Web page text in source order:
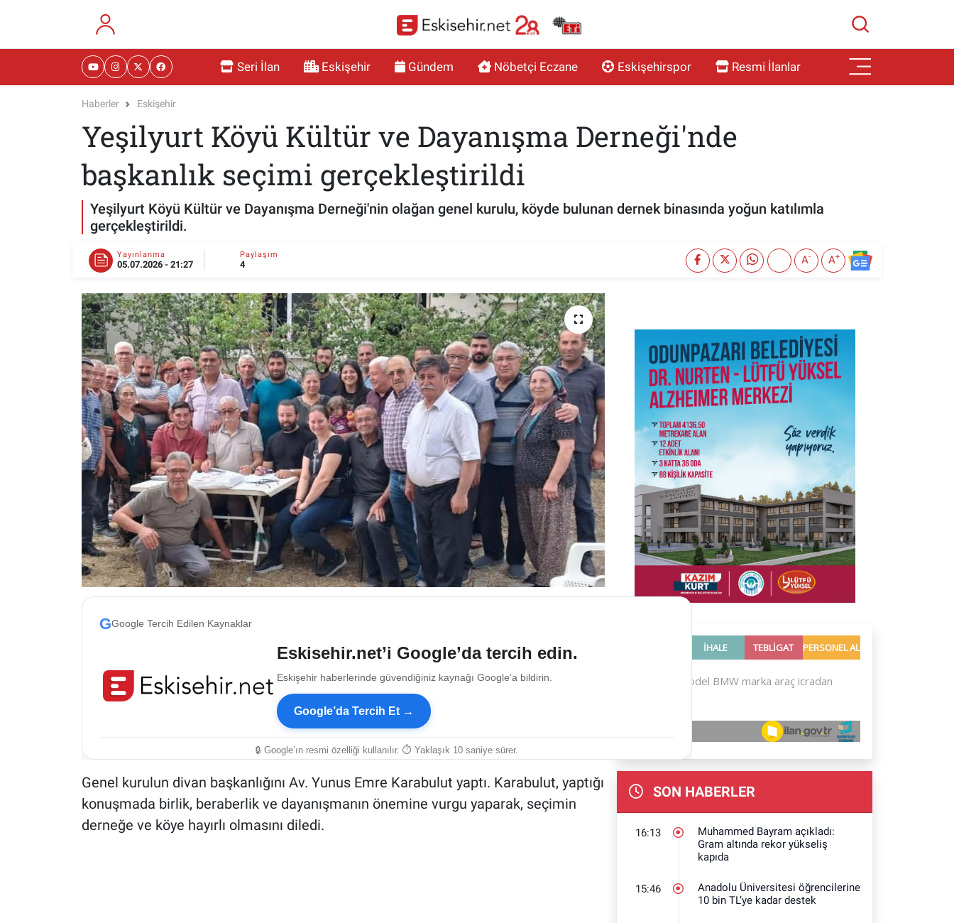
Seri İlan Eskişehir Gündem Nöbetçi Eczane Eskişehirspor Resmi İlanlar
Haberler Eskişehir
Yeşilyurt Köyü Kültür ve Dayanışma Derneği'nde
başkanlık seçimi gerçekleştirildi
Yeşilyurt Köyü Kültür ve Dayanışma Derneği'nin olağan genel kurulu, köyde bulunan dernek binasında yoğun katılımla
gerçekleştirildi.
Yayınlanma
05.07.2026 - 21:27
Paylaşım
4 A- A+
GGoogle Tercih Edilen Kaynaklar
Eskisehir.net’i Google’da tercih edin.
Eskişehir haberlerinde güvendiğiniz kaynağı Google’a bildirin.
Google’da Tercih Et →
🔒 Google’ın resmi özelliği kullanılır. ⏱ Yaklaşık 10 saniye sürer.
Genel kurulun divan başkanlığını Av. Yunus Emre Karabulut yaptı. Karabulut, yaptığı
konuşmada birlik, beraberlik ve dayanışmanın önemine vurgu yaparak, seçimin
derneğe ve köye hayırlı olmasını diledi.
SON HABERLER
16:13
Muhammed Bayram açıkladı:
Gram altında rekor yükseliş
kapıda
15:46
Anadolu Üniversitesi öğrencilerine
10 bin TL’ye kadar destek
RESMİ İLANLAR
SAĞLIK
MAGAZİN
TEKNOLOJİ
ESKİŞEHİR NÖBETÇİ ECZANELER
Eskişehir Haber İçerikleri
Eskişehir Hava Durumu
Eskişehir Tramvay Saatleri
Eskişehir Otobüs Saatleri
Eskişehir Nöbetçi Eczaneler
Eskişehir Namaz Vakitleri
Eskişehir Trafik Yoğunluk Haritası
Süper Lig Puan Durumu ve Fikstür
Tüm Manşetler
Son Dakika Haberleri
Haber Arşivi